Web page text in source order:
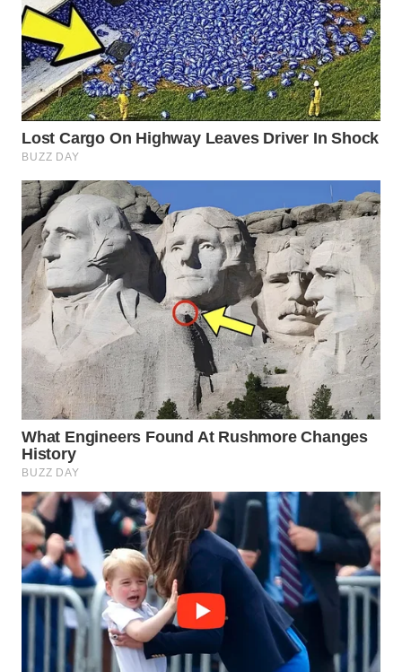
WN
PRIANGAN
TIMUR
WN
SEMARANG
WN
SOLO
WN
BOROBUDUR
WN
MADURA
WN
SURABAYA
WN
NATUNA
WN
BINTAN
WN
MANDALIKA
WN
LIKUPANG